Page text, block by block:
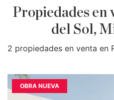
Propiedades en
del Sol,
2 propiedades en venta en
OBRA NUEVA